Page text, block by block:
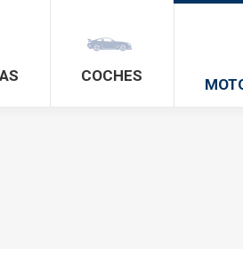
COCHES